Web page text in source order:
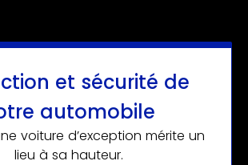
et sécurité de
automobile
voiture d’exception mérite un
lieu à sa hauteur.